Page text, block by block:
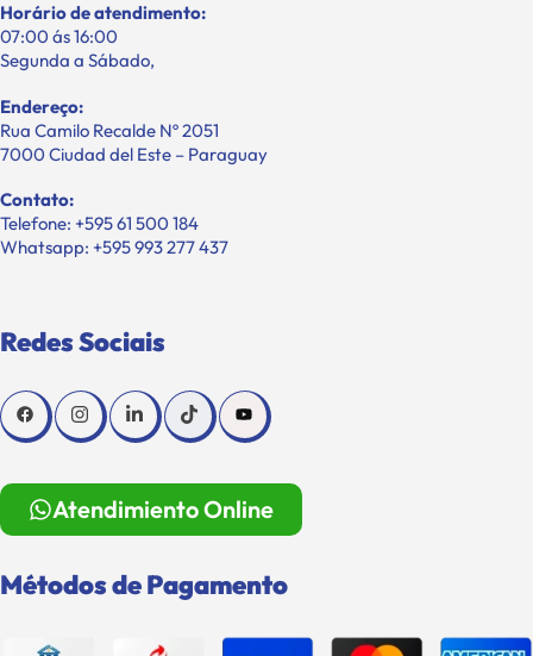
Horário de atendimento:
07:00 ás 16:00
Segunda a Sábado,
Endereço:
Rua Camilo Recalde Nº 2051
7000 Ciudad del Este – Paraguay
Contato:
Telefone: +595 61 500 184
Whatsapp: +595 993 277 437
Redes Sociais
Atendimiento Online
Métodos de Pagamento